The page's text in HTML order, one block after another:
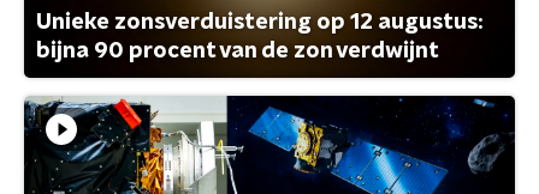
Unieke zonsverduistering op 12 augustus:
bijna 90 procent van de zon verdwijnt